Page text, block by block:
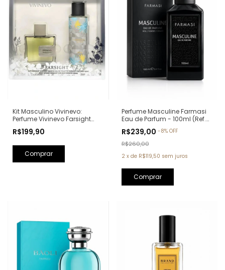
Kit Masculino Vivinevo:
Perfume Vivinevo Farsight
Splash Farsight 250ml
R$199,90
Perfume Masculine Farmasi
Eau de Parfum - 100ml (Ref.
Ford)
R$239,00 -8% OFF
R$260,00
2 x de R$119,50 sem juros